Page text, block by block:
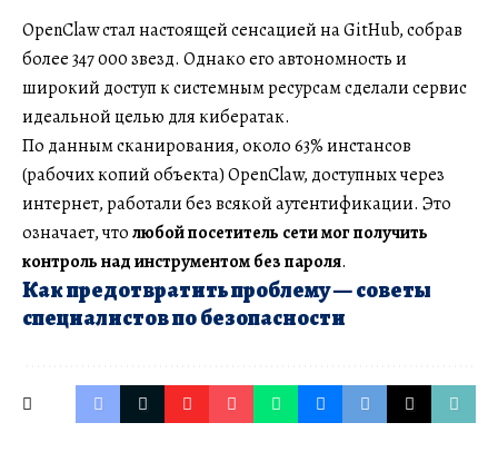
OpenClaw стал настоящей сенсацией на GitHub, собрав
более 347 000 звезд. Однако его автономность и
широкий доступ к системным ресурсам сделали сервис
идеальной целью для кибератак.
По данным сканирования, около 63% инстансов
(рабочих копий объекта) OpenClaw, доступных через
интернет, работали без всякой аутентификации. Это
означает, чтолюбой посетитель сети мог получить
контроль над инструментом без пароля.
Как предотвратить проблему — советы
специалистов по безопасности